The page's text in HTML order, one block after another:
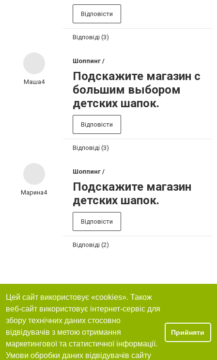
Відповісти
Відповіді (3)
Маша4
Шоппинг /
Подскажите магазин с
большим выбором
детских шапок.
Відповісти
Відповіді (3)
Марина4
Шоппинг /
Подскажите магазин
детских шапок.
Відповісти
Відповіді (2)
Цей сайт використовує «cookies». Також
веб-сайт використовує інтернет-сервіс для
збору технічних даних стосовно
відвідувачів з метою отримання
маркетингової та статистичної інформації.
Умови обробки даних відвідувачів сайту
Прийняти